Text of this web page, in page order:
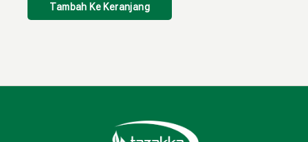
Tambah Ke Keranjang